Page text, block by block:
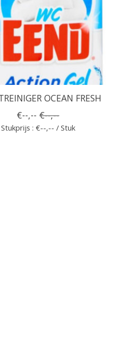
OCEAN FRESH
€--,-- €--,--
Stukprijs : €--,-- / Stuk